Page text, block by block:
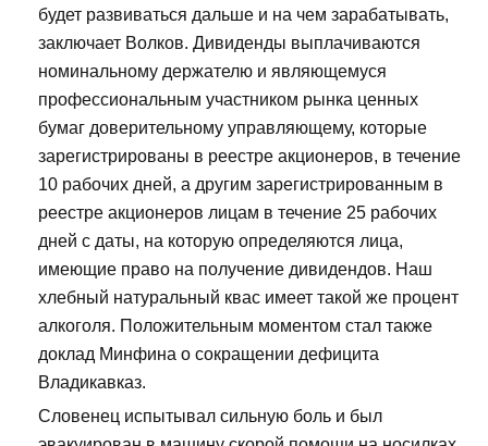
будет развиваться дальше и на чем зарабатывать,
заключает Волков. Дивиденды выплачиваются
номинальному держателю и являющемуся
профессиональным участником рынка ценных
бумаг доверительному управляющему, которые
зарегистрированы в реестре акционеров, в течение
10 рабочих дней, а другим зарегистрированным в
реестре акционеров лицам в течение 25 рабочих
дней с даты, на которую определяются лица,
имеющие право на получение дивидендов. Наш
хлебный натуральный квас имеет такой же процент
алкоголя. Положительным моментом стал также
доклад Минфина о сокращении дефицита
Владикавказ.
Словенец испытывал сильную боль и был